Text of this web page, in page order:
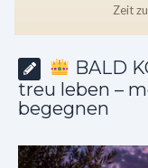
Zeit
BALD
treu leben –
begegnen